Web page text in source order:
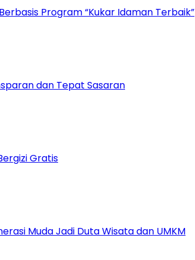
Program “Kukar Idaman Terbaik”
dan Tepat Sasaran
Gratis
Muda Jadi Duta Wisata dan UMKM